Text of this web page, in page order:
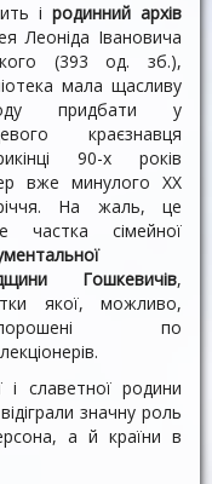
іродинний архів
Леоніда Івановича
(393 од. зб.),
мала щасливу
придбати у
краєзнавця
90-х років
вже минулого ХХ
На жаль, це
частка сімейної
Гошкевичів,
якої, можливо,
по
і славетної родини
значну роль
а й країни в